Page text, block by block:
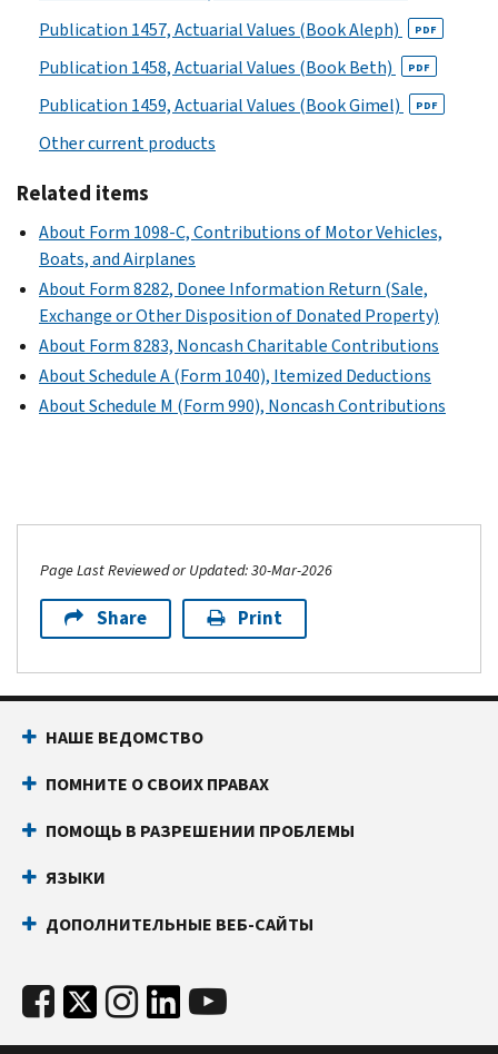
Publication 1457, Actuarial Values (Book Aleph)
PDF
Publication 1458, Actuarial Values (Book Beth) PDF
Publication 1459, Actuarial Values (Book Gimel) PDF
Other current products
Related items
About Form 1098-C, Contributions of Motor Vehicles,
Boats, and Airplanes
About Form 8282, Donee Information Return (Sale,
Exchange or Other Disposition of Donated Property)
About Form 8283, Noncash Charitable Contributions
About Schedule A (Form 1040), Itemized Deductions
About Schedule M (Form 990), Noncash Contributions
Page Last Reviewed or Updated: 30-Mar-2026
Share Print
НАШЕ ВЕДОМСТВО
ПОМНИТЕ О СВОИХ ПРАВАХ
ПОМОЩЬ В РАЗРЕШЕНИИ ПРОБЛЕМЫ
ЯЗЫКИ
ДОПОЛНИТЕЛЬНЫЕ ВЕБ-САЙТЫ